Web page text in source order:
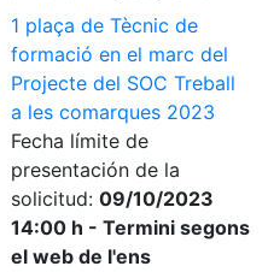
1 plaça de Tècnic de
formació en el marc del
Projecte del SOC Treball
a les comarques 2023
Fecha límite de
presentación de la
solicitud: 09/10/2023
14:00 h - Termini segons
el web de l'ens